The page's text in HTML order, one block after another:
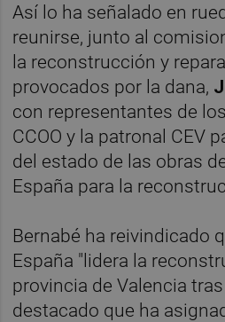
Así lo ha señalado en
reunirse, junto al
la reconstrucción y
provocados por la dana,
con representantes de
CCOO y la patronal CEV
del estado de las obras
España para la
Bernabé ha reivindicado
España "lidera la
provincia de Valencia
destacado que ha